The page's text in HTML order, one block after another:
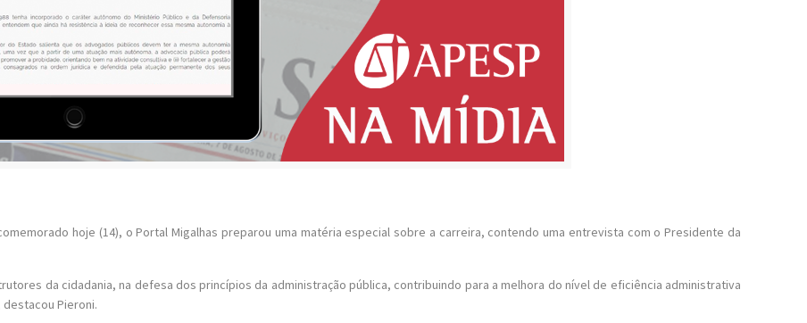
hoje (14), o Portal Migalhas preparou uma matéria especial sobre a carreira, contendo uma entrevista com o Presidente da
da cidadania, na defesa dos princípios da administração pública, contribuindo para a melhora do nível de eficiência administrativa
Pieroni.